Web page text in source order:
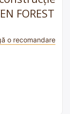
FOREST
o recomandare